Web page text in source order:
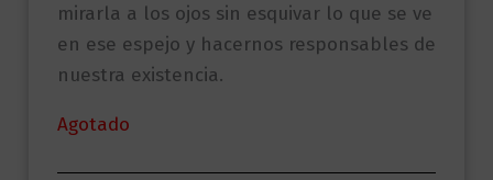
mirarla a los ojos sin esquivar lo que se ve
en ese espejo y hacernos responsables de
nuestra existencia.
Agotado